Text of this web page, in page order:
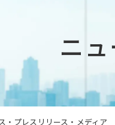
ニ
・プレスリリース・メディア